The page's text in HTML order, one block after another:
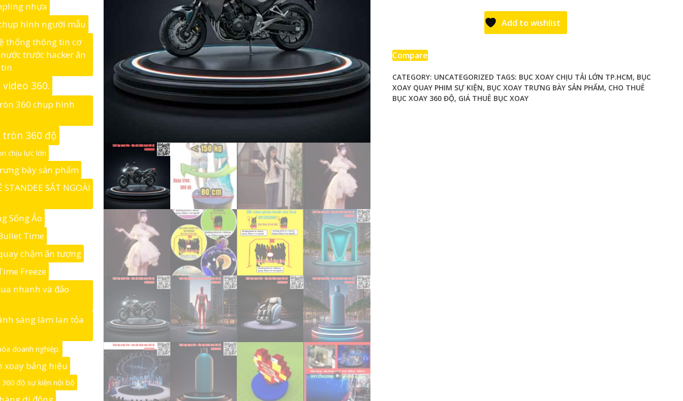
Add to wishlist
Compare
CATEGORY: UNCATEGORIZED TAGS: BỤC XOAY CHỊU TẢI LỚN TP.HCM, BỤC
XOAY QUAY PHIM SỰ KIỆN, BỤC XOAY TRƯNG BÀY SẢN PHẨM, CHO THUÊ
BỤC XOAY 360 ĐỘ, GIÁ THUÊ BỤC XOAY
nhựa
hình người mẫu
thống thông tin cơ
trước hacker ăn
360.
360 chụp hình
tròn 360 độ
chịu lực lớn
bày sản phẩm
STANDEE SẮT NGOÀI
Sống Ảo
Time
chậm ấn tượng
Freeze
nhanh và đảo
sáng làm lan tỏa
doanh nghiệp.
xoay bảng hiệu
độ sự kiện nội bộ